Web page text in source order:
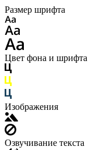
Размер шрифта
Цвет фона и шрифта
Изображения
Озвучивание текста